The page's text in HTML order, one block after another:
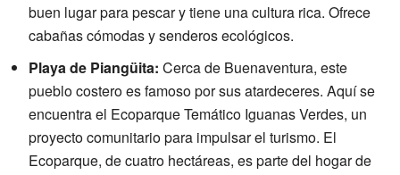
buen lugar para pescar y tiene una cultura rica. Ofrece
cabañas cómodas y senderos ecológicos.
Playa de Piangüita: Cerca de Buenaventura, este
pueblo costero es famoso por sus atardeceres. Aquí se
encuentra el Ecoparque Temático Iguanas Verdes, un
proyecto comunitario para impulsar el turismo. El
Ecoparque, de cuatro hectáreas, es parte del hogar de